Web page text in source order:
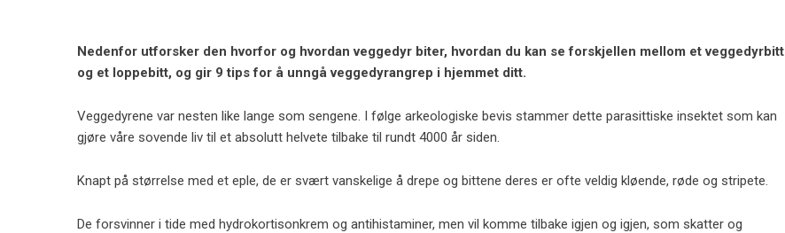
Nedenfor utforsker den hvorfor og hvordan veggedyr biter, hvordan du kan se forskjellen mellom et veggedyrbitt
og et loppebitt, og gir 9 tips for å unngå veggedyrangrep i hjemmet ditt.
Veggedyrene var nesten like lange som sengene. I følge arkeologiske bevis stammer dette parasittiske insektet som kan
gjøre våre sovende liv til et absolutt helvete tilbake til rundt 4000 år siden.
Knapt på størrelse med et eple, de er svært vanskelige å drepe og bittene deres er ofte veldig kløende, røde og stripete.
De forsvinner i tide med hydrokortisonkrem og antihistaminer, men vil komme tilbake igjen og igjen, som skatter og